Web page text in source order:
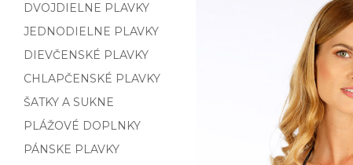
DVOJDIELNE PLAVKY
JEDNODIELNE PLAVKY
DIEVČENSKÉ PLAVKY
CHLAPČENSKÉ PLAVKY
ŠATKY A SUKNE
PLÁŽOVÉ DOPLNKY
PÁNSKE PLAVKY